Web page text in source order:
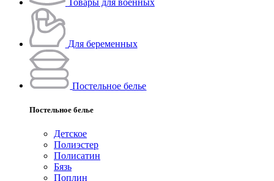
Товары для военных
Для беременных
Постельное белье
Постельное белье
Детское
Полиэстeр
Полисатин
Бязь
Поплин